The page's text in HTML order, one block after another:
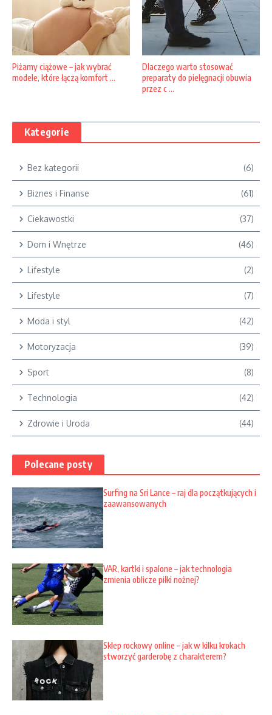
Piżamy ciążowe – jak wybrać
modele, które łączą komfort ...
Dlaczego warto stosować
preparaty do pielęgnacji obuwia
przez c ...
Kategorie
Bez kategorii (6)
Biznes i Finanse (61)
Ciekawostki (37)
Dom i Wnętrze (46)
Lifestyle (2)
Lifestyle (7)
Moda i styl (42)
Motoryzacja (39)
Sport (8)
Technologia (42)
Zdrowie i Uroda (44)
Polecane posty
Surfing na Sri Lance – raj dla początkujących i
zaawansowanych
VAR, kartki i spalone – jak technologia
zmienia oblicze piłki nożnej?
Sklep rockowy online – jak w kilku krokach
stworzyć garderobę z charakterem?